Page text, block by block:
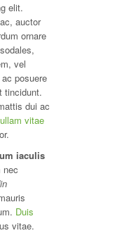
elit.
auctor
ornare
vel
posuere
tincidunt.
dui ac
vitae
iaculis
nec
Duis
vitae.